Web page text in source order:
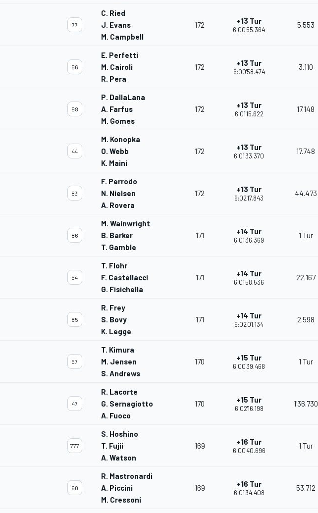
77
C. Ried
J. Evans
M. Campbell
172 +13 Tur
6:00'55.364
5.553
56
E. Perfetti
M. Cairoli
R. Pera
172 +13 Tur
6:00'58.474
3.110
98
P. DallaLana
A. Farfus
M. Gomes
172 +13 Tur
6:01'15.622
17.148
44
M. Konopka
O. Webb
K. Maini
172 +13 Tur
6:01'33.370
17.748
83
F. Perrodo
N. Nielsen
A. Rovera
172 +13 Tur
6:02'17.843
44.473
86
M. Wainwright
B. Barker
T. Gamble
171 +14 Tur
6:01'36.369
1 Tur
54
T. Flohr
F. Castellacci
G. Fisichella
171 +14 Tur
6:01'58.536
22.167
85
R. Frey
S. Bovy
K. Legge
171 +14 Tur
6:02'01.134
2.598
57
T. Kimura
M. Jensen
S. Andrews
170 +15 Tur
6:00'39.468
1 Tur
47
R. Lacorte
G. Sernagiotto
A. Fuoco
170 +15 Tur
6:02'16.198
1'36.730
777
S. Hoshino
T. Fujii
A. Watson
169 +16 Tur
6:00'40.696
1 Tur
60
R. Mastronardi
A. Piccini
M. Cressoni
169 +16 Tur
6:01'34.408
53.712